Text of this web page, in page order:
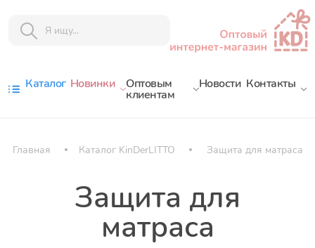
Каталог Новинки Оптовым
клиентам
Новости Контакты
Главная Каталог KinDerLITTO Защита для матраса
Защита для
матраса